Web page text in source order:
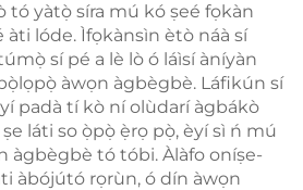
tó yàtọ̀ síra mú kó ṣeé fọkàn
àti lóde. Ìfọkànsìn ètò náà sí
sí pé a lè lò ó láìsí àníyàn
àwọn àgbègbè. Láfikún sí
padà tí kò ní olùdarí àgbákò
láti so ọ̀pọ̀ ẹ̀rọ pọ̀, èyí sì ń mú
àgbègbè tó tóbi. Àlàfo oníṣe-
àbójútó rọrùn, ó dín àwọn